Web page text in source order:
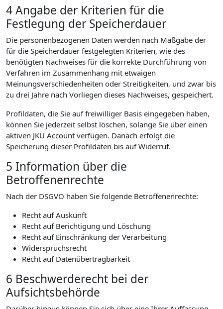
4 Angabe der Kriterien für die
Festlegung der Speicherdauer
Die personenbezogenen Daten werden nach Maßgabe der
für die Speicherdauer festgelegten Kriterien, wie des
benötigten Nachweises für die korrekte Durchführung von
Verfahren im Zusammenhang mit etwaigen
Meinungsverschiedenheiten oder Streitigkeiten, und zwar bis
zu drei Jahre nach Vorliegen dieses Nachweises, gespeichert.
Profildaten, die Sie auf freiwilliger Basis eingegeben haben,
können Sie jederzeit selbst löschen, solange Sie über einen
aktiven JKU Account verfügen. Danach erfolgt die
Speicherung dieser Profildaten bis auf Widerruf.
5 Information über die
Betroffenenrechte
Nach der DSGVO haben Sie folgende Betroffenenrechte:
Recht auf Auskunft
Recht auf Berichtigung und Löschung
Recht auf Einschränkung der Verarbeitung
Widerspruchsrecht
Recht auf Datenübertragbarkeit
6 Beschwerderecht bei der
Aufsichtsbehörde